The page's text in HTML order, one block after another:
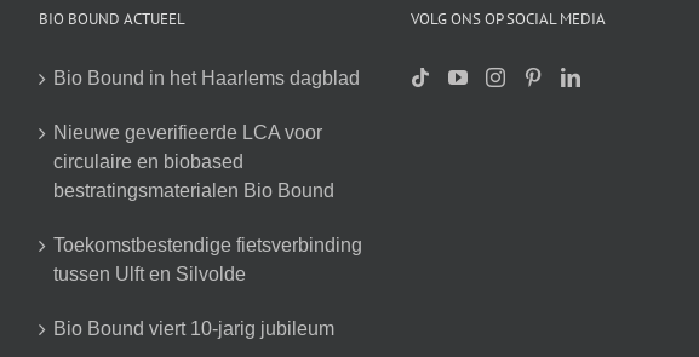
BIO BOUND ACTUEEL
Bio Bound in het Haarlems dagblad
Nieuwe geverifieerde LCA voor
circulaire en biobased
bestratingsmaterialen Bio Bound
Toekomstbestendige fietsverbinding
tussen Ulft en Silvolde
Bio Bound viert 10-jarig jubileum
VOLG ONS OP SOCIAL MEDIA